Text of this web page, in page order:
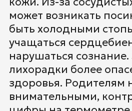
может возникать
быть холодными
учащаться
нарушаться
лихорадки более
здоровья. Родителям
внимательными,